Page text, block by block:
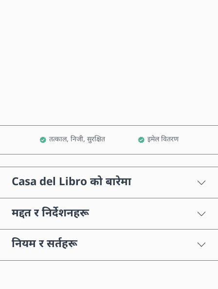
तत्काल, निजी, सुरक्षित इमेल वितरण
Casa del Libro को बारेमा
मद्दत र निर्देशनहरू
नियम र सर्तहरू